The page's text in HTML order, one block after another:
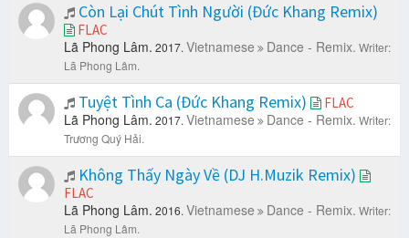
Còn Lại Chút Tình Người (Đức Khang Remix)
FLAC
Lã Phong Lâm. 2017. Vietnamese Dance - Remix. Writer:
Lã Phong Lâm.
Tuyệt Tình Ca (Đức Khang Remix) FLAC
Lã Phong Lâm. 2017. Vietnamese Dance - Remix. Writer:
Trương Quý Hải.
Không Thấy Ngày Về (DJ H.Muzik Remix)
FLAC
Lã Phong Lâm. 2016. Vietnamese Dance - Remix. Writer:
Lã Phong Lâm.